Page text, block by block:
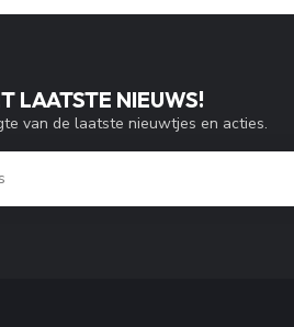
LAATSTE NIEUWS!
van de laatste nieuwtjes en acties.